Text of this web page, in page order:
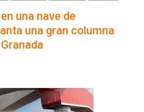
una nave de
una gran columna